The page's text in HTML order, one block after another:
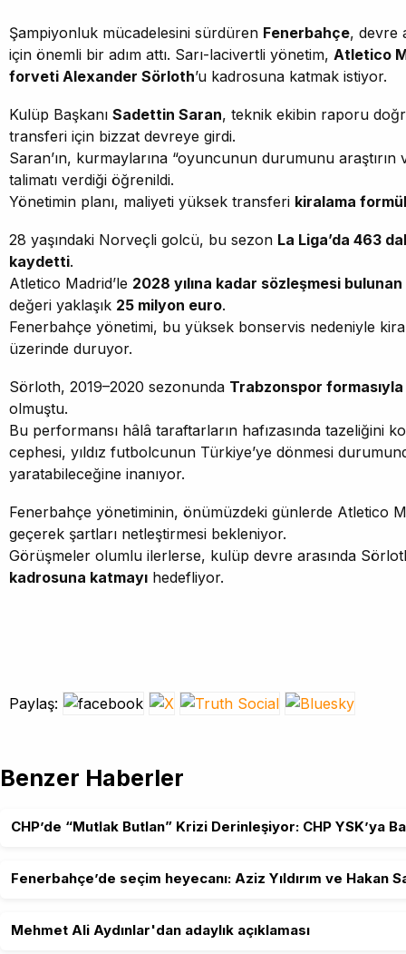
Şampiyonluk mücadelesini sürdüren Fenerbahçe, devre
için önemli bir adım attı. Sarı-lacivertli yönetim, Atletico
forveti Alexander Sörloth’u kadrosuna katmak istiyor.
Kulüp Başkanı Sadettin Saran, teknik ekibin raporu
transferi için bizzat devreye girdi.
Saran’ın, kurmaylarına “oyuncunun durumunu araştırın
talimatı verdiği öğrenildi.
Yönetimin planı, maliyeti yüksek transferi kiralama
28 yaşındaki Norveçli golcü, bu sezon La Liga’da 463
kaydetti.
Atletico Madrid’le 2028 yılına kadar sözleşmesi bulunan
değeri yaklaşık 25 milyon euro.
Fenerbahçe yönetimi, bu yüksek bonservis nedeniyle
üzerinde duruyor.
Sörloth, 2019–2020 sezonunda Trabzonspor formasıyla
olmuştu.
Bu performansı hâlâ taraftarların hafızasında tazeliğini
cephesi, yıldız futbolcunun Türkiye’ye dönmesi
yaratabileceğine inanıyor.
Fenerbahçe yönetiminin, önümüzdeki günlerde Atletico
geçerek şartları netleştirmesi bekleniyor.
Görüşmeler olumlu ilerlerse, kulüp devre arasında
kadrosuna katmayı hedefliyor.
Paylaş:
Benzer Haberler
CHP’de “Mutlak Butlan” Krizi Derinleşiyor: CHP YSK’ya
Fenerbahçe’de seçim heyecanı: Aziz Yıldırım ve Hakan
Mehmet Ali Aydınlar'dan adaylık açıklaması